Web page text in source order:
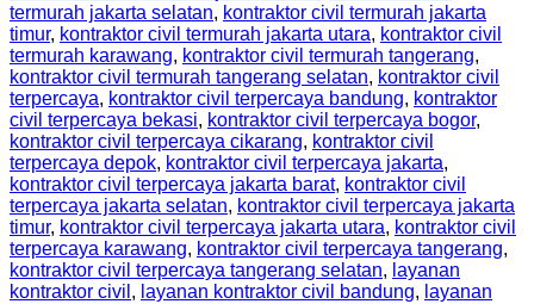
termurah jakarta selatan, kontraktor civil termurah jakarta
timur, kontraktor civil termurah jakarta utara, kontraktor civil
termurah karawang, kontraktor civil termurah tangerang,
kontraktor civil termurah tangerang selatan, kontraktor civil
terpercaya, kontraktor civil terpercaya bandung, kontraktor
civil terpercaya bekasi, kontraktor civil terpercaya bogor,
kontraktor civil terpercaya cikarang, kontraktor civil
terpercaya depok, kontraktor civil terpercaya jakarta,
kontraktor civil terpercaya jakarta barat, kontraktor civil
terpercaya jakarta selatan, kontraktor civil terpercaya jakarta
timur, kontraktor civil terpercaya jakarta utara, kontraktor civil
terpercaya karawang, kontraktor civil terpercaya tangerang,
kontraktor civil terpercaya tangerang selatan, layanan
kontraktor civil , layanan kontraktor civil bandung, layanan